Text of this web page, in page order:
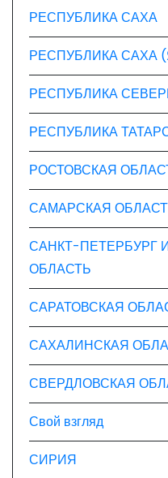
РЕСПУБЛИКА САХА
РЕСПУБЛИКА САХА
РЕСПУБЛИКА
РЕСПУБЛИКА
РОСТОВСКАЯ
САМАРСКАЯ
САНКТ-ПЕТЕРБУРГ
ОБЛАСТЬ
САРАТОВСКАЯ
САХАЛИНСКАЯ
СВЕРДЛОВСКАЯ
Свой взгляд
СИРИЯ